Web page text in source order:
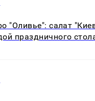
"Оливье": салат
праздничного